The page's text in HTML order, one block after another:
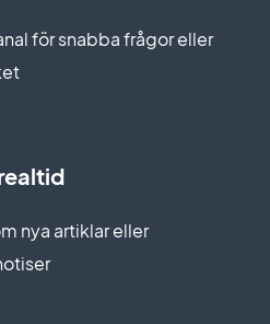
för snabba frågor eller
nya artiklar eller